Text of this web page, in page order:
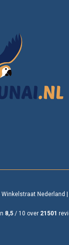
Nederland
8,5 / 10 over 21501